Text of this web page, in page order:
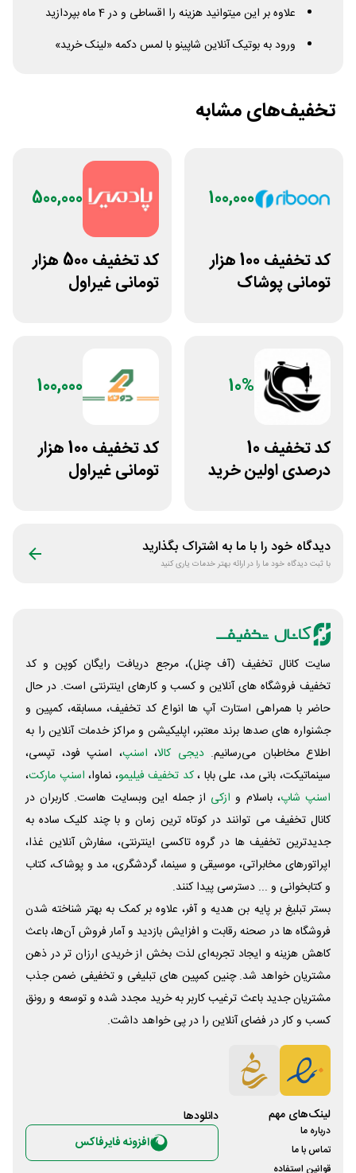
علاوه بر این میتوانید هزینه را اقساطی و در 4 ماه بپردازید
ورود به بوتیک آنلاین شاپینو با لمس دکمه «لینک خرید»
تخفیف‌های مشابه
100,000
کد تخفیف 100 هزار
تومانی پوشاک
500,000
کد تخفیف 500 هزار
تومانی غیراول
10%
کد تخفیف 10
درصدی اولین خرید
100,000
کد تخفیف 100 هزار
تومانی غیراول
دیدگاه خود را با ما به اشتراک بگذارید
با ثبت دیدگاه خود ما را در ارائه بهتر خدمات یاری کنید
سایت کانال تخفیف (آف چنل)، مرجع دریافت رایگان کوپن و کد
تخفیف فروشگاه های آنلاین و کسب و‌ کارهای اینترنتی است. در حال
حاضر با همراهی استارت آپ ها انواع کد تخفیف، مسابقه، کمپین و
جشنواره های صدها برند معتبر، اپلیکیشن و مراکز خدمات آنلاین را به
اطلاع مخاطبان می‌رسانیم. دیجی کالا، اسنپ، اسنپ فود، تپسی،
سینماتیکت، بانی مد، علی‌ بابا ،کد تخفیف فیلیمو، نماوا، اسنپ مارکت،
اسنپ شاپ، باسلام و ازکی از جمله این وبسایت ‌هاست. کاربران در
کانال تخفیف می توانند در کوتاه ترین زمان و با چند کلیک ساده به
جدیدترین تخفیف ها در گروه تاکسی اینترنتی، سفارش آنلاین غذا،
اپراتورهای مخابراتی، موسیقی و سینما، گردشگری، مد و پوشاک، کتاب
و کتابخوانی و ... دسترسی پیدا کنند.
بستر تبلیغ بر پایه بن هدیه و آفر، علاوه بر کمک به بهتر شناخته شدن
فروشگاه ها در صحنه رقابت و افزایش بازدید و آمار فروش آن‌ها، باعث
کاهش هزینه و ایجاد تجربه‌ای لذت بخش از خریدی ارزان تر در ذهن
مشتریان خواهد شد. چنین کمپین های تبلیغی و تخفیفی ضمن جذب
مشتریان جدید باعث ترغیب کاربر به خرید مجدد شده و توسعه و رونق
کسب و کار در فضای آنلاین را در پی خواهد داشت.
لینک‌های مهم
درباره ما
تماس با ما
قوانین استفاده
دانلود‌ها
افزونه فایرفاکس